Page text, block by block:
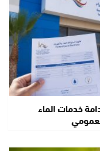
خدمات الماء